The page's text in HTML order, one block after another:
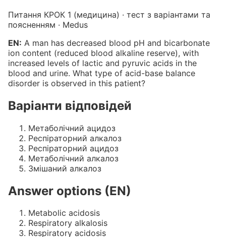
Питання КРОК 1 (медицина) · тест з варіантами та
поясненням · Medus
EN: A man has decreased blood pH and bicarbonate
ion content (reduced blood alkaline reserve), with
increased levels of lactic and pyruvic acids in the
blood and urine. What type of acid-base balance
disorder is observed in this patient?
Варіанти відповідей
Метаболічний ацидоз
Респіраторний алкалоз
Респіраторний ацидоз
Метаболічний алкалоз
Змішаний алкалоз
Answer options (EN)
Metabolic acidosis
Respiratory alkalosis
Respiratory acidosis